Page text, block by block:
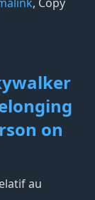
on
au